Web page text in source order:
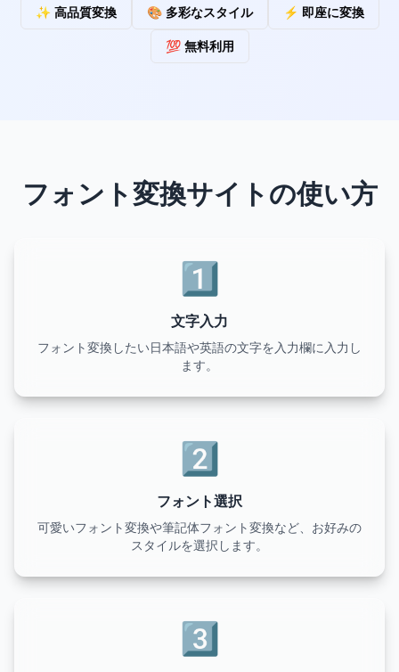
✨ 高品質変換 🎨 多彩なスタイル
⚡ 即座に変換
💯 無料利用
フォント変換サイトの使い方
1️⃣
文字入力
フォント変換したい日本語や英語の文字を入力欄に入力し
ます。
2️⃣
フォント選択
可愛いフォント変換や筆記体フォント変換など、お好みの
スタイルを選択します。
3️⃣